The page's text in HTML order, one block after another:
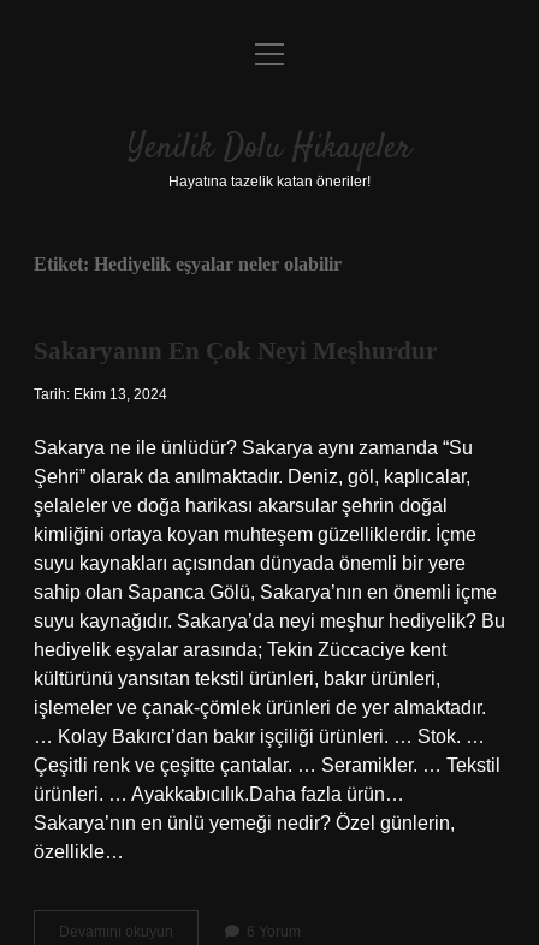
Anasayfa
Yasal Uyarı
menüyü
Yenilik Dolu Hikayeler
Hayatına tazelik katan öneriler!
Etiket: Hediyelik eşyalar neler olabilir
Sakaryanın En Çok Neyi Meşhurdur
Tarih: Ekim 13, 2024
Sakarya ne ile ünlüdür? Sakarya aynı zamanda “Su
Şehri” olarak da anılmaktadır. Deniz, göl, kaplıcalar,
şelaleler ve doğa harikası akarsular şehrin doğal
kimliğini ortaya koyan muhteşem güzelliklerdir. İçme
suyu kaynakları açısından dünyada önemli bir yere
sahip olan Sapanca Gölü, Sakarya’nın en önemli içme
suyu kaynağıdır. Sakarya’da neyi meşhur hediyelik? Bu
hediyelik eşyalar arasında; Tekin Züccaciye kent
kültürünü yansıtan tekstil ürünleri, bakır ürünleri,
işlemeler ve çanak-çömlek ürünleri de yer almaktadır.
… Kolay Bakırcı’dan bakır işçiliği ürünleri. … Stok. …
Çeşitli renk ve çeşitte çantalar. … Seramikler. … Tekstil
ürünleri. … Ayakkabıcılık.Daha fazla ürün…
Sakarya’nın en ünlü yemeği nedir? Özel günlerin,
özellikle…
Devamını okuyun Sakaryanın 6 Yorum